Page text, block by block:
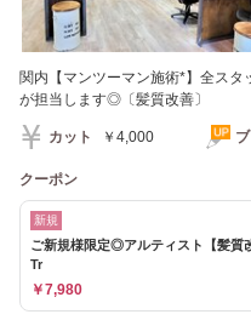
関内【マンツーマン施術*】全ス
が担当します◎〔髪質改善〕
カット ￥4,000
クーポン
新規
ご新規様限定◎アルティスト【髪質
Tr
￥7,980